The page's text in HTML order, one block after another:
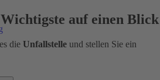
auf einen Blick
die Unfallstelle und stellen Sie ein